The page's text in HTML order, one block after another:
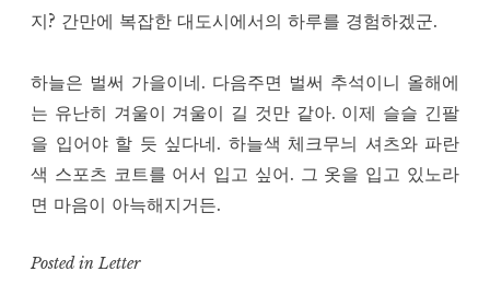
지? 간만에 복잡한 대도시에서의 하루를 경험하겠군.
하늘은 벌써 가을이네. 다음주면 벌써 추석이니 올해에
는 유난히 겨울이 겨울이 길 것만 같아. 이제 슬슬 긴팔
을 입어야 할 듯 싶다네. 하늘색 체크무늬 셔츠와 파란
색 스포츠 코트를 어서 입고 싶어. 그 옷을 입고 있노라
면 마음이 아늑해지거든.
Posted inLetter